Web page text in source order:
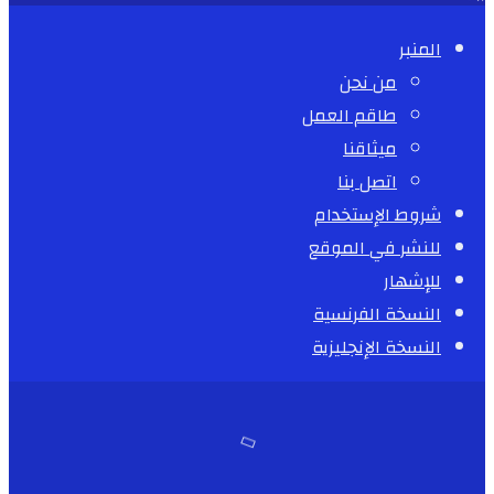
المنبر
من نحن
طاقم العمل
ميثاقنا
اتصل بنا
شروط الإستخدام
للنشر في الموقع
للإشهار
النسخة الفرنسية
النسخة الإنجليزية